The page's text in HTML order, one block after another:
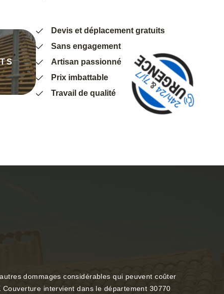
Devis et déplacement gratuits
Sans engagement
Artisan passionné
Prix imbattable
Travail de qualité
dommages considérables qui peuvent coûter
intervient dans le département 30770